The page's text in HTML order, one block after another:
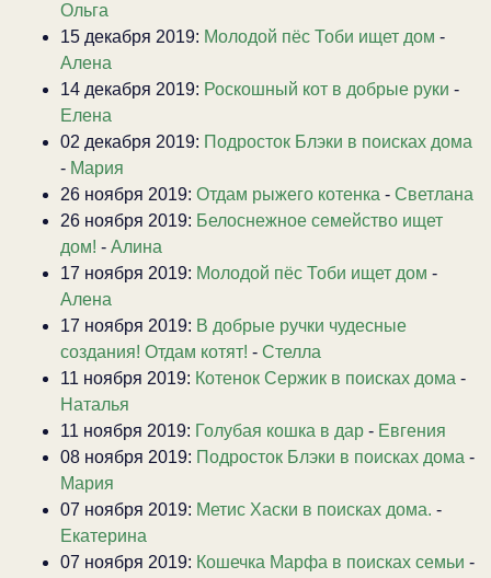
Ольга
15 декабря 2019: Молодой пёс Тоби ищет дом -
Алена
14 декабря 2019: Роскошный кот в добрые руки -
Елена
02 декабря 2019: Подросток Блэки в поисках дома
- Мария
26 ноября 2019: Отдам рыжего котенка - Светлана
26 ноября 2019: Белоснежное семейство ищет
дом! - Алина
17 ноября 2019: Молодой пёс Тоби ищет дом -
Алена
17 ноября 2019: В добрые ручки чудесные
создания! Отдам котят! - Стелла
11 ноября 2019: Котенок Сержик в поисках дома -
Наталья
11 ноября 2019: Голубая кошка в дар - Евгения
08 ноября 2019: Подросток Блэки в поисках дома -
Мария
07 ноября 2019: Метис Хаски в поисках дома. -
Екатерина
07 ноября 2019: Кошечка Марфа в поисках семьи -